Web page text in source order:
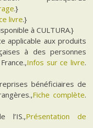
.}
livre.}
à CULTURA.}
applicable aux produits
à des personnes
Infos sur ce livre.
bénéficiaires de
Fiche complète.
l’IS.,Présentation de